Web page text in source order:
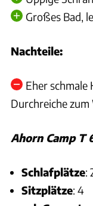
Großes Bad,
Nachteile:
Eher schmale
Durchreiche
Ahorn Camp T
Schlafplätze:
Sitzplätze: 4